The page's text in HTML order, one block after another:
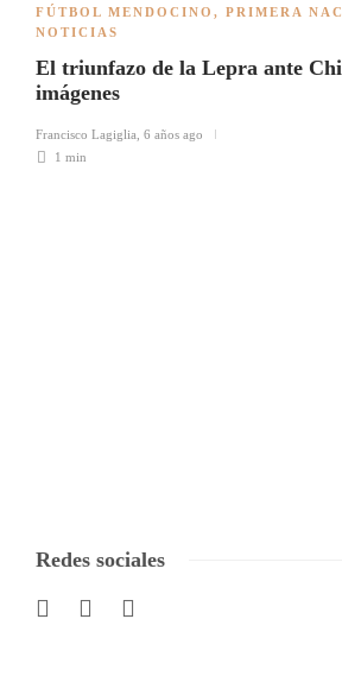
FÚTBOL MENDOCINO , PRIMERA
NOTICIAS
El triunfazo de la Lepra ante
imágenes
Francisco Lagiglia 6 años ago
1 min
Redes sociales